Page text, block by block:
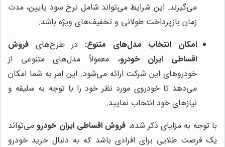
می‌گیرند. این شرایط می‌تواند شامل نرخ سود پایین، مدت
زمان بازپرداخت طولانی و تخفیف‌های ویژه باشد.
امکان انتخاب مدل‌های متنوع: در طرح‌های فروش
اقساطی ایران خودرو، معمولاً مدل‌های متنوعی از
خودروهای این شرکت ارائه می‌شود. این امر به شما امکان
می‌دهد تا خودروی مورد نظر خود را با توجه به سلیقه و
نیازهای خود انتخاب نمایید.
با توجه به مزایای ذکر شده، فروش اقساطی ایران خودرو می‌تواند
یک فرصت طلایی برای افرادی باشد که به دنبال خرید خودرو